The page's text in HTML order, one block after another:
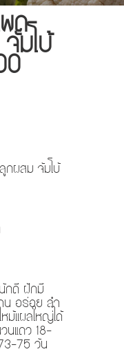
ด
มโบ้
กผสม จัมโบ้
กดี ฝักมี
น อร่อย ลำ
ม้เเผลใหญ่ได้
นแถว 18-
75 วัน